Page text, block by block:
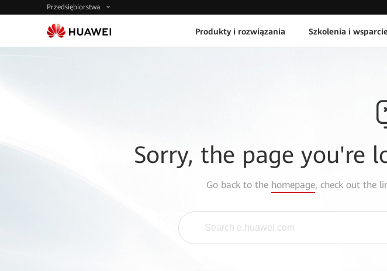
Przedsiębiorstwa
Produkty i rozwiązania Szkolenia i
Sorry, the page you're
Go back to the homepage, check out the